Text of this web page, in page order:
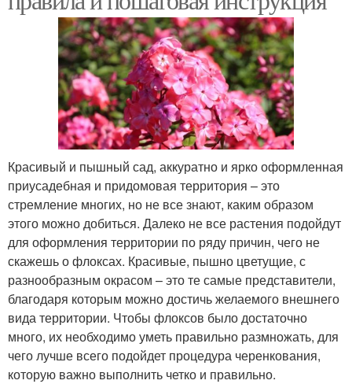
Красивый и пышный сад, аккуратно и ярко оформленная
приусадебная и придомовая территория – это
стремление многих, но не все знают, каким образом
этого можно добиться. Далеко не все растения подойдут
для оформления территории по ряду причин, чего не
скажешь о флоксах. Красивые, пышно цветущие, с
разнообразным окрасом – это те самые представители,
благодаря которым можно достичь желаемого внешнего
вида территории. Чтобы флоксов было достаточно
много, их необходимо уметь правильно размножать, для
чего лучше всего подойдет процедура черенкования,
которую важно выполнить четко и правильно.